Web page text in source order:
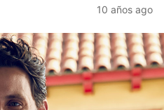
10 años ago